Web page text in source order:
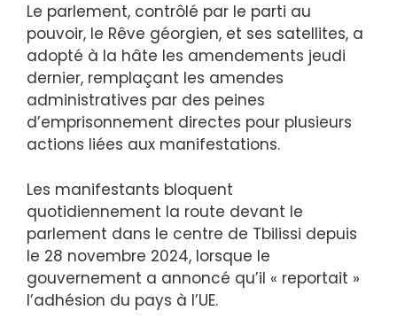
Le parlement, contrôlé par le parti au
pouvoir, le Rêve géorgien, et ses satellites, a
adopté à la hâte les amendements jeudi
dernier, remplaçant les amendes
administratives par des peines
d’emprisonnement directes pour plusieurs
actions liées aux manifestations.
Les manifestants bloquent
quotidiennement la route devant le
parlement dans le centre de Tbilissi depuis
le 28 novembre 2024, lorsque le
gouvernement a annoncé qu’il « reportait »
l’adhésion du pays à l’UE.